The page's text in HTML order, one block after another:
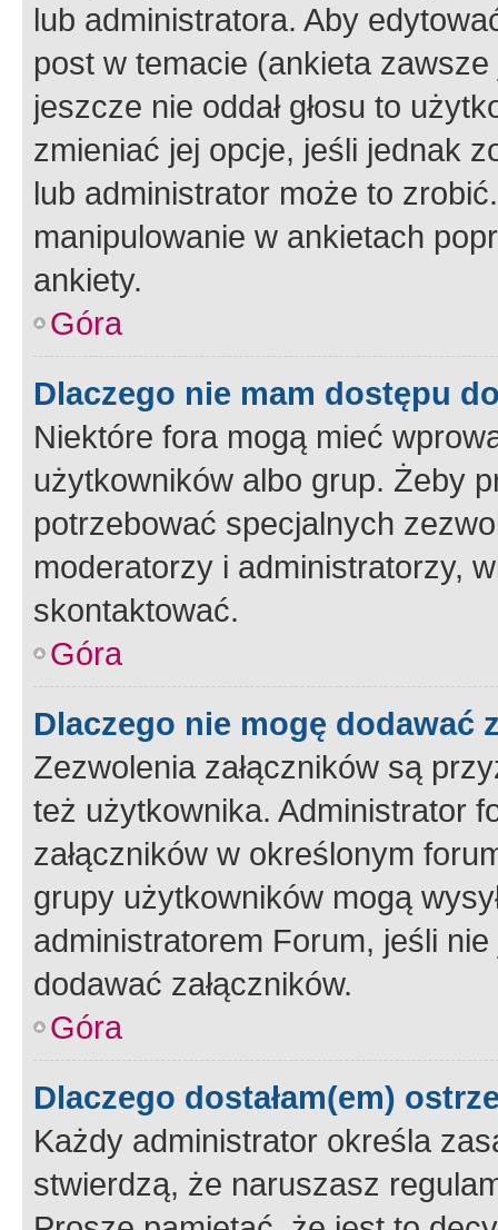
lub administratora. Aby
post w temacie (ankieta
jeszcze nie oddał głosu to
zmieniać jej opcje, jeśli jednak
lub administrator może to
manipulowanie w ankietach
ankiety.
Góra
Dlaczego nie mam dostępu
Niektóre fora mogą mieć
użytkowników albo grup. Żeby
potrzebować specjalnych
moderatorzy i administratorzy,
skontaktować.
Góra
Dlaczego nie mogę dodawać
Zezwolenia załączników są
też użytkownika. Administrator
załączników w określonym
grupy użytkowników mogą
administratorem Forum, jeśli
dodawać załączników.
Góra
Dlaczego dostałam(em)
Każdy administrator określa
stwierdzą, że naruszasz